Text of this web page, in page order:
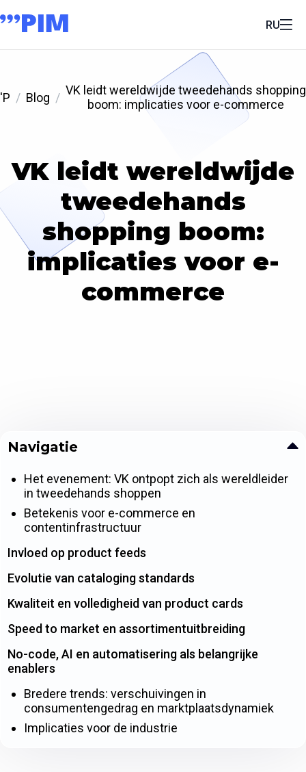
RU
'P Blog
VK leidt wereldwijde tweedehands shopping
boom: implicaties voor e-commerce
VK leidt wereldwijde
tweedehands
shopping boom:
implicaties voor e-
commerce
Navigatie
Het evenement: VK ontpopt zich als wereldleider
in tweedehands shoppen
Betekenis voor e-commerce en
contentinfrastructuur
Invloed op product feeds
Evolutie van cataloging standards
Kwaliteit en volledigheid van product cards
Speed to market en assortimentuitbreiding
No-code, AI en automatisering als belangrijke
enablers
Bredere trends: verschuivingen in
consumentengedrag en marktplaatsdynamiek
Implicaties voor de industrie